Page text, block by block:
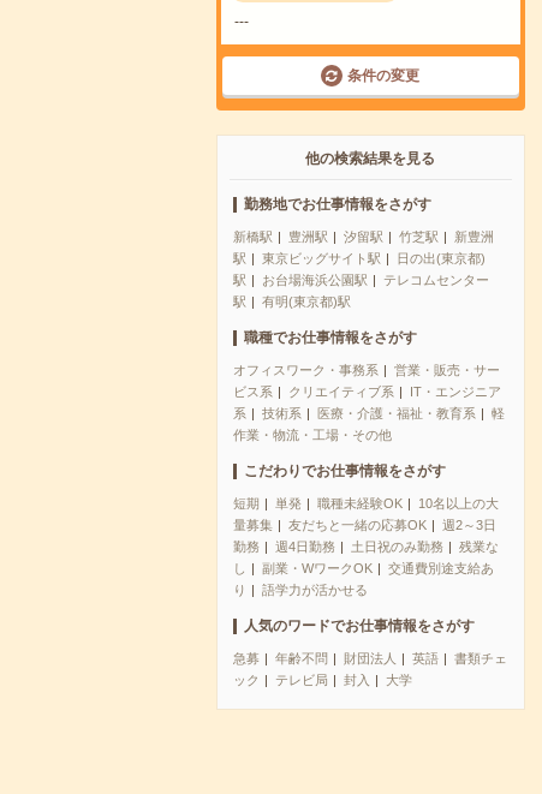
---
条件の変更
他の検索結果を見る
勤務地でお仕事情報をさがす
新橋駅 豊洲駅 汐留駅 竹芝駅
新豊洲
駅
東京ビッグサイト駅
日の出(東京都)
駅
お台場海浜公園駅
テレコムセンター
駅
有明(東京都)駅
職種でお仕事情報をさがす
オフィスワーク・事務系
営業・販売・サー
ビス系
クリエイティブ系
IT・エンジニア
系
技術系 医療・介護・福祉・教育系
軽
作業・物流・工場・その他
こだわりでお仕事情報をさがす
短期 単発 職種未経験OK
10名以上の大
量募集
友だちと一緒の応募OK
週2～3日
勤務
週4日勤務 土日祝のみ勤務
残業な
し
副業・WワークOK
交通費別途支給あ
り
語学力が活かせる
人気のワードでお仕事情報をさがす
急募 年齢不問 財団法人 英語
書類チェ
ック
テレビ局 封入 大学